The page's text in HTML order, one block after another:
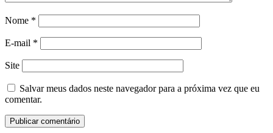
Nome *
E-mail *
Site
Salvar meus dados neste navegador para a próxima vez que eu
comentar.